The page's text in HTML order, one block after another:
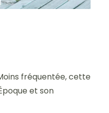
fréquentée, cette
et son